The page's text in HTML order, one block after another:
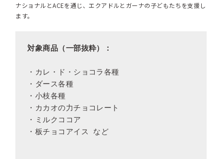
ナショナルとACEを通じ、エクアドルとガーナの子どもたちを支援し
ます。
対象商品（一部抜粋）：
・カレ・ド・ショコラ各種
・ダース各種
・小枝各種
・カカオの力チョコレート
・ミルクココア
・板チョコアイス など